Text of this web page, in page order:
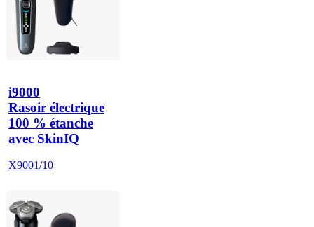
i9000
Rasoir électrique
100 % étanche
avec SkinIQ
X9001/10